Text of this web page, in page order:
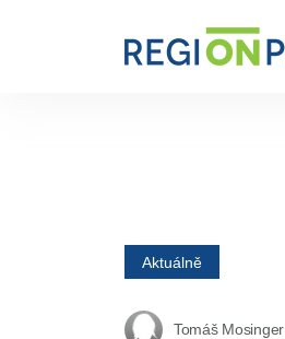
Aktuálně
Tomáš Mosinger